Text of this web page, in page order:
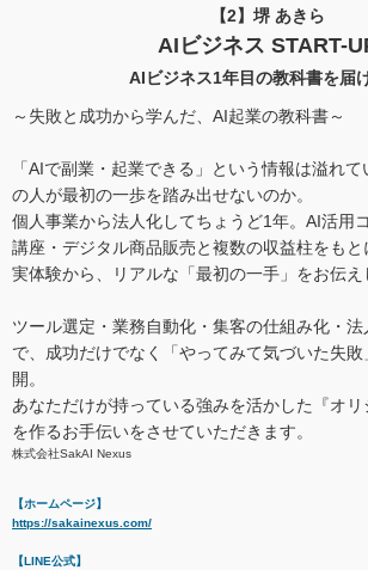
【2】堺 あきら
AIビジネス START-
AIビジネス1年目の教科書を届
～失敗と成功から学んだ、AI起業の教科書～
「AIで副業・起業できる」という情報は溢れて
の人が最初の一歩を踏み出せないのか。
個人事業から法人化してちょうど1年。AI活用
講座・デジタル商品販売と複数の収益柱をもと
実体験から、リアルな「最初の一手」をお伝え
ツール選定・業務自動化・集客の仕組み化・法
で、成功だけでなく「やってみて気づいた失
開。
あなただけが持っている強みを活かした『オリ
を作るお手伝いをさせていただきます。
株式会社SakAI Nexus
【ホームページ】
https://sakainexus.com/
【LINE公式】